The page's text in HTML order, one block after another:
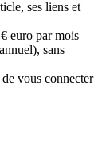
ses liens et
euro par mois
sans
vous connecter